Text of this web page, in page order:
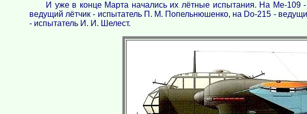
И уже в конце Марта начались их лётные испытания. На Ме-109
ведущий лётчик - испытатель П. М. Попельнюшенко, на Do-215 -
- испытатель И. И. Шелест.